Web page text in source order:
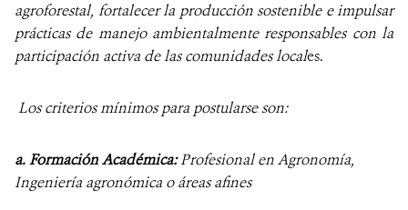
agroforestal, fortalecer la producción sostenible e impulsar
prácticas de manejo ambientalmente responsables con la
participación activa de las comunidades locales.
Los criterios mínimos para postularse son:
a. Formación Académica:Profesional en Agronomía,
Ingeniería agronómica o áreas afines